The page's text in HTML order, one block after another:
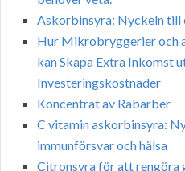
Askorbinsyra: Nyckeln
Hur Mikrobryggerier och
kan Skapa Extra Inkomst
Investeringskostnader
Koncentrat av Rabarber
C vitamin askorbinsyra:
immunförsvar och hälsa
Citronsyra för att rengöra